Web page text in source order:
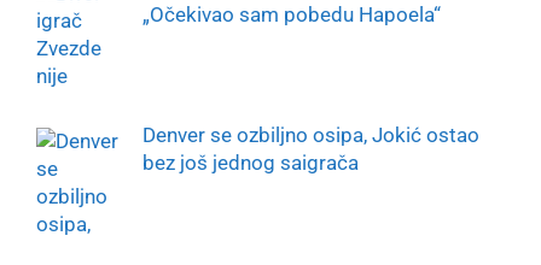
„Očekivao sam pobedu Hapoela“
Denver se ozbiljno osipa, Jokić ostao
bez još jednog saigrača